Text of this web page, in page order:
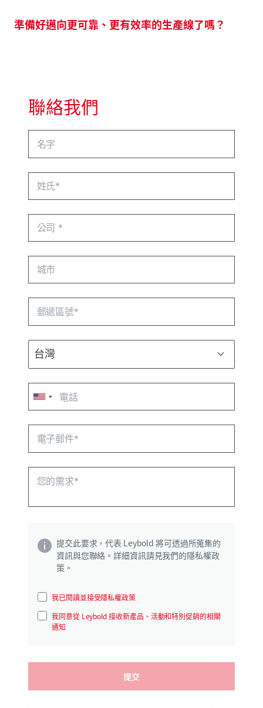
準備好邁向更可靠、更有效率的生產線了嗎？
聯絡我們
提交此要求，代表 Leybold 將可透過所蒐集的
資訊與您聯絡。詳細資訊請見我們的隱私權政
策。
我已閱讀並接受隱私權政策
我同意從 Leybold 接收新產品、活動和特別促銷的相關
通知